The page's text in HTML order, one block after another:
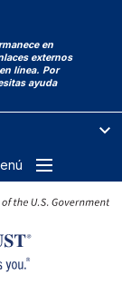
en
externos
línea. Por
ayuda